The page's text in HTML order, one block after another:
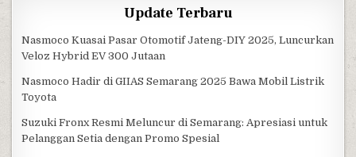
Update Terbaru
Nasmoco Kuasai Pasar Otomotif Jateng-DIY 2025, Luncurkan
Veloz Hybrid EV 300 Jutaan
Nasmoco Hadir di GIIAS Semarang 2025 Bawa Mobil Listrik
Toyota
Suzuki Fronx Resmi Meluncur di Semarang: Apresiasi untuk
Pelanggan Setia dengan Promo Spesial